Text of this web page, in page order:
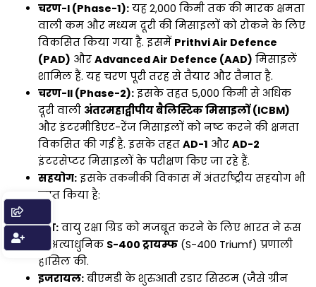
चरण-I (Phase-1):यह 2,000 किमी तक की मारक क्षमता
वाली कम और मध्यम दूरी की मिसाइलों को रोकने के लिए
विकसित किया गया है. इसमें Prithvi Air Defence
(PAD) और Advanced Air Defence (AAD) मिसाइलें
शामिल हैं. यह चरण पूरी तरह से तैयार और तैनात है.
चरण-II (Phase-2):इसके तहत 5,000 किमी से अधिक
दूरी वाली अंतरमहाद्वीपीय बैलिस्टिक मिसाइलों (ICBM)
और इंटरमीडिएट-रेंज मिसाइलों को नष्ट करने की क्षमता
विकसित की गई है. इसके तहत AD-1 और AD-2
इंटरसेप्टर मिसाइलों के परीक्षण किए जा रहे हैं.
सहयोग:इसके तकनीकी विकास में अंतर्राष्ट्रीय सहयोग भी
प्राप्त किया है:
रूस:वायु रक्षा ग्रिड को मजबूत करने के लिए भारत ने रूस
से अत्याधुनिक S-400 ट्रायम्फ(S-400 Triumf) प्रणाली
हासिल की.
इजरायल:बीएमडी के शुरुआती रडार सिस्टम (जैसे ग्रीन